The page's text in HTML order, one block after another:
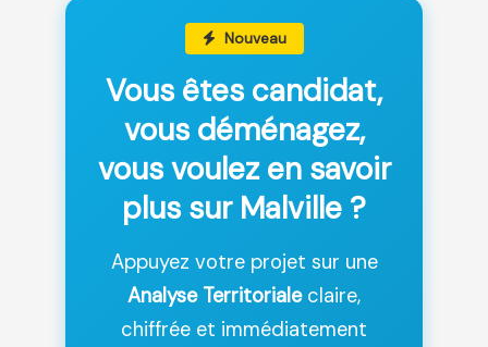
Nouveau
Vous êtes candidat,
vous déménagez,
vous voulez en savoir
plus sur Malville ?
Appuyez votre projet sur une
Analyse Territorialeclaire,
chiffrée et immédiatement